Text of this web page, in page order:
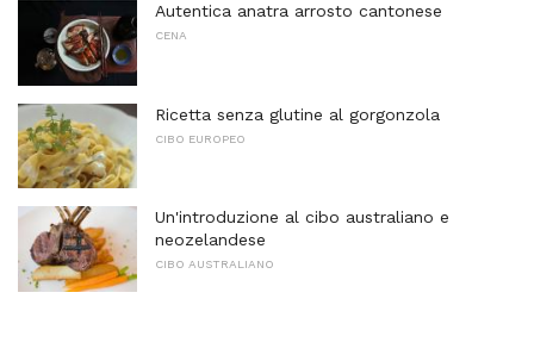
Autentica anatra arrosto cantonese
CENA
Ricetta senza glutine al gorgonzola
CIBO EUROPEO
Un'introduzione al cibo australiano e
neozelandese
CIBO AUSTRALIANO